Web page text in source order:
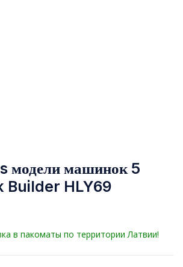
модели машинок 5
Builder HLY69
в пакоматы по территории Латвии!